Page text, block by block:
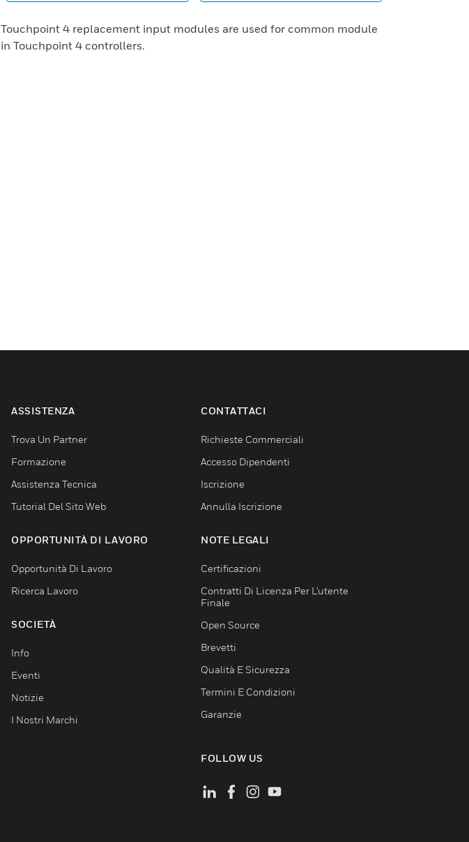
Touchpoint 4 replacement input modules are used for common module
in Touchpoint 4 controllers.
ASSISTENZA
Trova Un Partner
Formazione
Assistenza Tecnica
Tutorial Del Sito Web
OPPORTUNITÀ DI LAVORO
Opportunità Di Lavoro
Ricerca Lavoro
SOCIETÀ
Info
Eventi
Notizie
I Nostri Marchi
CONTATTACI
Richieste Commerciali
Accesso Dipendenti
Iscrizione
Annulla Iscrizione
NOTE LEGALI
Certificazioni
Contratti Di Licenza Per L'utente
Finale
Open Source
Brevetti
Qualità E Sicurezza
Termini E Condizioni
Garanzie
FOLLOW US